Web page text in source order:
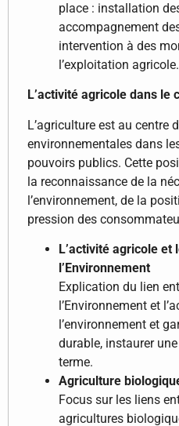
place : installation
accompagnement
intervention à des
l’exploitation agricole.
L’activité agricole dans le
L’agriculture est au centre
environnementales dans
pouvoirs publics. Cette
la reconnaissance de la
l’environnement, de la
pression des
L’activité agricole et
l’Environnement
Explication du lien
l’Environnement et
l’environnement et
durable, instaurer
terme.
Agriculture
Focus sur les liens
agricultures